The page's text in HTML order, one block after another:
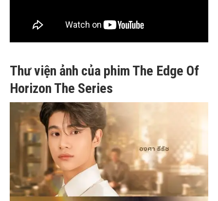
Thư viện ảnh của phim The Edge Of
Horizon The Series